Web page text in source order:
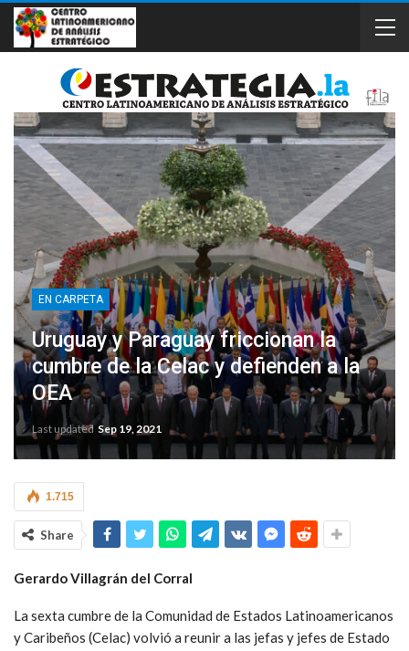
EN CARPETA
Uruguay y Paraguay friccionan la
cumbre de la Celac y defienden a la
OEA
Last updated Sep 19, 2021
1.715
Share
Gerardo Villagrán del Corral
La sexta cumbre de la Comunidad de Estados Latinoamericanos
y Caribeños (Celac) volvió a reunir a las jefas y jefes de Estado